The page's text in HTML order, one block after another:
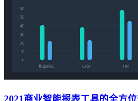
2021商业智能报表工具的全方